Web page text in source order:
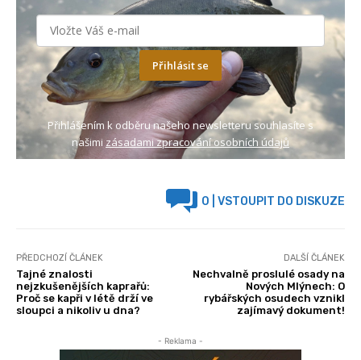
Přihlásit se
Přihlášením k odběru našeho newsletteru souhlasíte s
našimi zásadami zpracování osobních údajů
0 | VSTOUPIT DO DISKUZE
PŘEDCHOZÍ ČLÁNEK
Tajné znalosti
nejzkušenějších kaprařů:
Proč se kapři v létě drží ve
sloupci a nikoliv u dna?
DALŠÍ ČLÁNEK
Nechvalně proslulé osady na
Nových Mlýnech: O
rybářských osudech vznikl
zajímavý dokument!
- Reklama -